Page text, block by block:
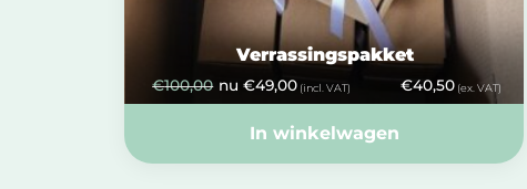
Verrassingspakket
€100,00 nu €49,00 (incl. VAT) €40,50(ex. VAT)
In winkelwagen